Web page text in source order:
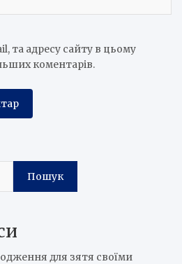
та адресу сайту в цьому
коментарів.
Пошук
для зятя своїми